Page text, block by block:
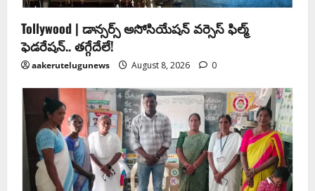
Tollywood | డాన్సర్స్ అసోసియేషన్ వర్సెస్ ఫిల్మ్
ఫెడరేషన్.. తగ్గేదేలే!
aakerutelugunews August 8, 2026 0